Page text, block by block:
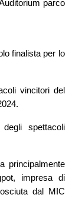
parco
finalista per lo
vincitori del
spettacoli
principalmente
impresa di
dal MIC